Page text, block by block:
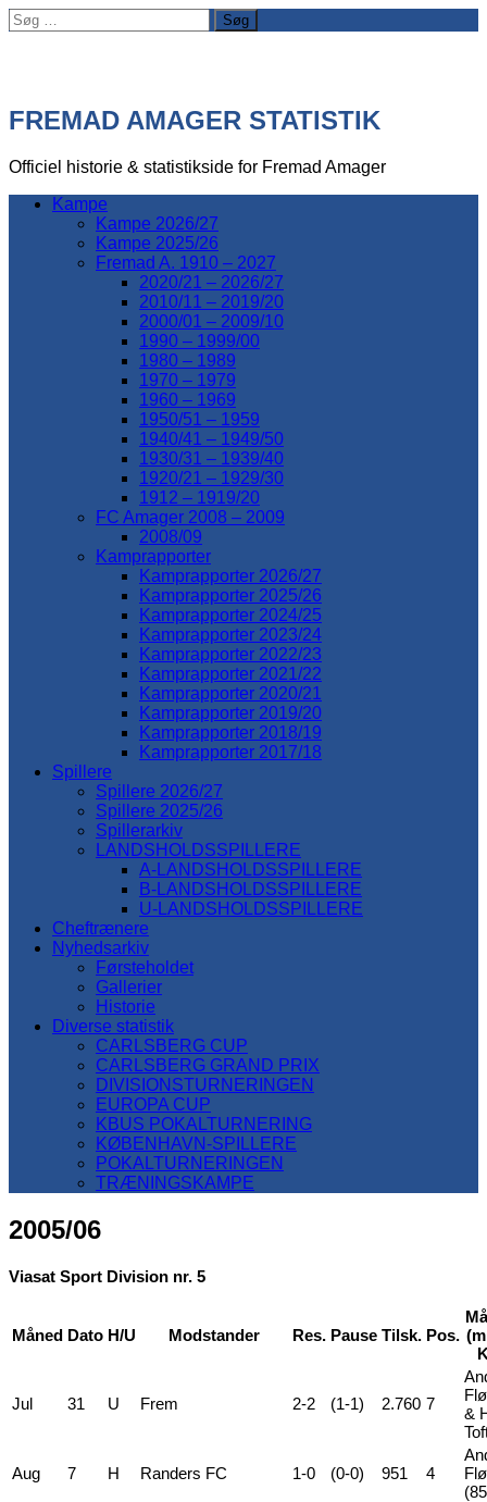
Søg
efter:
FREMAD AMAGER STATISTIK
Officiel historie & statistikside for Fremad Amager
Kampe
Kampe 2026/27
Kampe 2025/26
Fremad A. 1910 – 2027
2020/21 – 2026/27
2010/11 – 2019/20
2000/01 – 2009/10
1990 – 1999/00
1980 – 1989
1970 – 1979
1960 – 1969
1950/51 – 1959
1940/41 – 1949/50
1930/31 – 1939/40
1920/21 – 1929/30
1912 – 1919/20
FC Amager 2008 – 2009
2008/09
Kamprapporter
Kamprapporter 2026/27
Kamprapporter 2025/26
Kamprapporter 2024/25
Kamprapporter 2023/24
Kamprapporter 2022/23
Kamprapporter 2021/22
Kamprapporter 2020/21
Kamprapporter 2019/20
Kamprapporter 2018/19
Kamprapporter 2017/18
Spillere
Spillere 2026/27
Spillere 2025/26
Spillerarkiv
LANDSHOLDSSPILLERE
A-LANDSHOLDSSPILLERE
B-LANDSHOLDSSPILLERE
U-LANDSHOLDSSPILLERE
Cheftrænere
Nyhedsarkiv
Førsteholdet
Gallerier
Historie
Diverse statistik
CARLSBERG CUP
CARLSBERG GRAND PRIX
DIVISIONSTURNERINGEN
EUROPA CUP
KBUS POKALTURNERING
KØBENHAVN-SPILLERE
POKALTURNERINGEN
TRÆNINGSKAMPE
2005/06
Viasat Sport Division nr. 5
Måned Dato H/U Modstander Res. Pause Tilsk. Pos.
Jul 31 U Frem 2-2 (1-1) 2.760 7
&
Aug 7 H Randers FC 1-0 (0-0) 951 4